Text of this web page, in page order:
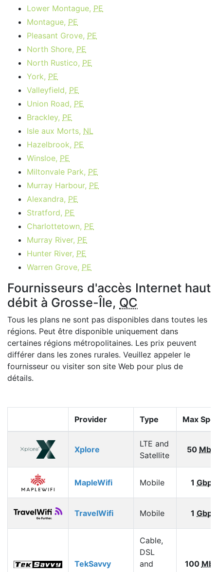
Lower Montague, PE
Montague, PE
Pleasant Grove, PE
North Shore, PE
North Rustico, PE
York, PE
Valleyfield, PE
Union Road, PE
Brackley, PE
Isle aux Morts, NL
Hazelbrook, PE
Winsloe, PE
Miltonvale Park, PE
Murray Harbour, PE
Alexandra, PE
Stratford, PE
Charlottetown, PE
Murray River, PE
Hunter River, PE
Warren Grove, PE
Fournisseurs d'accès Internet haut
débit à Grosse-Île, QC
Tous les plans ne sont pas disponibles dans toutes les
régions. Peut être disponible uniquement dans
certaines régions métropolitaines. Les prix peuvent
différer dans les zones rurales. Veuillez appeler le
fournisseur ou visiter son site Web pour plus de
détails.
Provider Type Max
Xplore
LTE and
Satellite
50
MapleWifi Mobile 1 Gbps
TravelWifi Mobile 1 Gbps
TekSavvy
Cable,
DSL
and
100